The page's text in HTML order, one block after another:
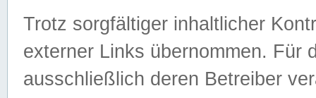
Trotz sorgfältiger inhaltlicher
externer Links übernommen. Für
ausschließlich deren Betreiber